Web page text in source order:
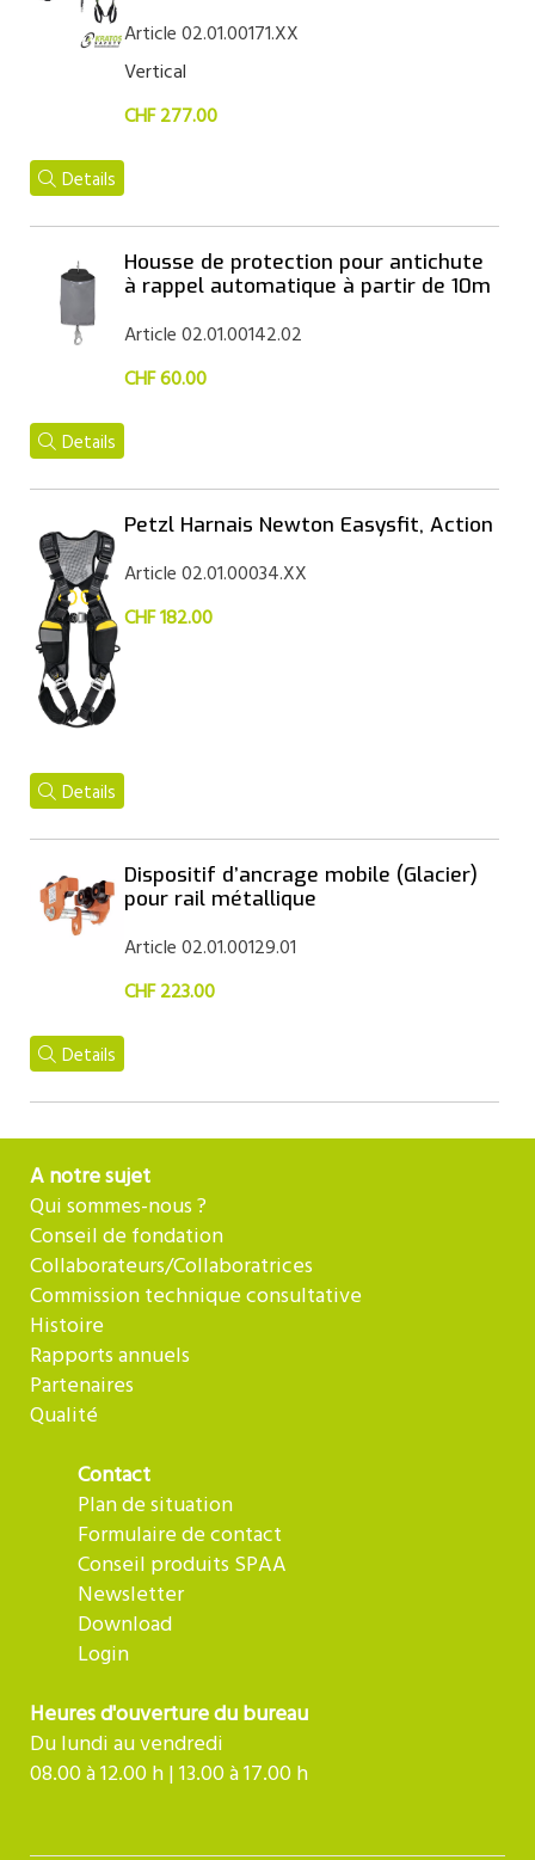
Article 02.01.00171.XX
Vertical
CHF 277.00
Details
Housse de protection pour antichute
à rappel automatique à partir de 10m
Article 02.01.00142.02
CHF 60.00
Details
Petzl Harnais Newton Easysfit, Action
Article 02.01.00034.XX
CHF 182.00
Details
Dispositif d’ancrage mobile (Glacier)
pour rail métallique
Article 02.01.00129.01
CHF 223.00
Details
A notre sujet
Qui sommes-nous ?
Conseil de fondation
Collaborateurs/Collaboratrices
Commission technique consultative
Histoire
Rapports annuels
Partenaires
Qualité
Contact
Plan de situation
Formulaire de contact
Conseil produits SPAA
Newsletter
Download
Login
Heures d'ouverture du bureau
Du lundi au vendredi
08.00 à 12.00 h | 13.00 à 17.00 h